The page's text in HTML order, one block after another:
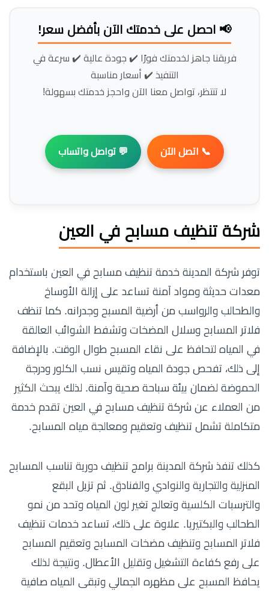
📢 احصل على خدمتك الآن بأفضل سعر!
فريقنا جاهز لخدمتك فورًا ✔️ جودة عالية ✔️ سرعة في
التنفيذ ✔️ أسعار مناسبة
لا تنتظر، تواصل معنا الآن واحجز خدمتك بسهولة!
📞 اتصل الآن 💬 تواصل واتساب
شركة تنظيف مسابح في العين
توفر شركة المدينة خدمة تنظيف مسابح في العين باستخدام
معدات حديثة ومواد آمنة تساعد على إزالة الأوساخ
والطحالب والرواسب من أرضية المسبح وجدرانه. كما تنظف
فلاتر المسابح وسلال المضخات وتشفط الشوائب العالقة
في المياه لتحافظ على نقاء المسبح طوال الوقت. بالإضافة
إلى ذلك، تفحص جودة المياه وتقيس نسب الكلور ودرجة
الحموضة لضمان بيئة سباحة صحية وآمنة. لذلك يبحث الكثير
من العملاء عن شركة تنظيف مسابح في العين تقدم خدمة
متكاملة تشمل تنظيف وتعقيم ومعالجة مياه المسابح.
كذلك تنفذ شركة المدينة برامج تنظيف دورية تناسب المسابح
المنزلية والتجارية والنوادي والفنادق. ثم تزيل البقع
والترسبات الكلسية وتعالج تغير لون المياه وتحد من نمو
الطحالب والبكتيريا. علاوة على ذلك، تساعد خدمات تنظيف
فلاتر المسابح وتنظيف مضخات المسابح وتعقيم المسابح
على رفع كفاءة التشغيل وتقليل الأعطال. ونتيجة لذلك
يحافظ المسبح على مظهره الجمالي وتبقى المياه صافية